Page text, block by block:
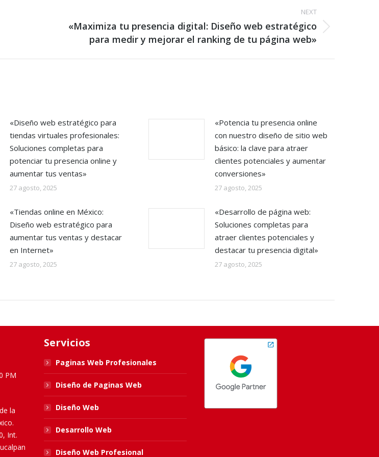
NEXT
«Maximiza tu presencia digital: Diseño web estratégico
para medir y mejorar el ranking de tu página web»
«Diseño web estratégico para
tiendas virtuales profesionales:
Soluciones completas para
potenciar tu presencia online y
aumentar tus ventas»
27 agosto, 2025
«Potencia tu presencia online
con nuestro diseño de sitio web
básico: la clave para atraer
clientes potenciales y aumentar
conversiones»
27 agosto, 2025
«Tiendas online en México:
Diseño web estratégico para
aumentar tus ventas y destacar
en Internet»
27 agosto, 2025
«Desarrollo de página web:
Soluciones completas para
atraer clientes potenciales y
destacar tu presencia digital»
27 agosto, 2025
PM
la
Int.
Servicios
Paginas Web Profesionales
Diseño de Paginas Web
Diseño Web
Desarrollo Web
Diseño Web Profesional